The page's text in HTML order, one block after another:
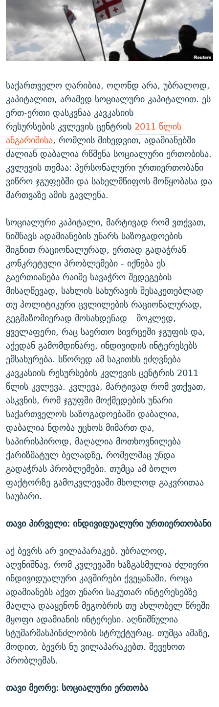
ᲛᲝᲚᲐᲞᲐᲠᲐᲙᲔ ᲢᲔᲥᲡᲢᲔᲑᲘ
ᲨᲘᲜ - ᲣᲪᲮᲝᲔᲗᲨᲘ
ᲚᲘᲢᲔᲠᲐᲢᲣᲠᲣᲚᲘ ᲬᲐᲮᲜᲐᲒᲔᲑᲘ
ᲐᲛᲔᲠᲘᲙᲣᲚᲘ ᲛᲝᲗᲮᲠᲝᲑᲐ
ᲘᲛᲞᲔᲠᲘᲐ ᲓᲐ ᲠᲐᲓᲘᲝ
ᲩᲔᲛᲘ ᲡᲘᲙᲕᲓᲘᲚᲘᲡ ᲛᲘᲖᲔᲖᲘᲐ COVID-19
11 ᲬᲔᲚᲘ - 11 ᲐᲛᲑᲐᲕᲘ
ᲡᲐᲞᲐᲠᲚᲐᲛᲔᲜᲢᲝ ᲐᲠᲩᲔᲕᲜᲔᲑᲘᲡ ᲘᲡᲢᲝᲠᲘᲐ
ᲑᲐᲕᲨᲕᲔᲑᲘ ᲞᲠᲝᲡᲢᲘᲢᲣᲪᲘᲐᲨᲘ - ᲐᲛᲝᲣᲗᲥᲛᲔᲚᲘ ᲐᲛᲑᲐᲕᲘ
5 ᲐᲛᲑᲐᲕᲘ - 20 ᲘᲕᲜᲘᲡᲡ ᲓᲐᲨᲐᲕᲔᲑᲣᲚᲔᲑᲘ
ᲐᲒᲕᲘᲡᲢᲝᲡ ᲝᲛᲘ
ПРИВЕТ ᲙᲣᲚᲢᲣᲠᲐ
ᲒᲐᲛᲝᲘᲬᲔᲠᲔ
საქართველო ღარიბია, ოღონდ არა, უბრალოდ,
კაპიტალით, არამედ სოციალური კაპიტალით. ეს
ერთ-ერთი დასკვნაა კავკასიის
რესურსების კვლევის ცენტრის 2011 წლის
ანგარიშისა, რომლის მიხედვით, ადამიანებში
ძალიან დაბალია რწმენა სოციალური ერთობისა.
კვლევის თემაა: პერსონალური ურთიერთობანი
ვიწრო ჯგუფებში და სახელმწიფოს მოწყობასა და
მართვაზე ამის გავლენა.
სოციალური კაპიტალი, მარტივად რომ ვთქვათ,
ნიშნავს ადამიანების უნარს საზოგადოების
შიგნით რაციონალურად, ერთად გადაჭრან
კონკრეტული პრობლემები - იქნება ეს
გაერთიანება რაიმე სავაჭრო შედეგების
მისაღწევად, სახლის სახურავის შესაკეთებლად
თუ პოლიტიკური ცვლილების რაციონალურად,
გეგმაზომიერად მოსახდენად - მოკლედ,
ყველაფერი, რაც საერთო სივრცეში ჯგუფის და,
აქედან გამომდინარე, ინდივიდის ინტერესებს
ემსახურება. სწორედ ამ საკითხს ეძღვნება
კავკასიის რესურსების კვლევის ცენტრის 2011
წლის კვლევა. კვლევა, მარტივად რომ ვთქვათ,
ასკვნის, რომ ჯგუფში მოქმედების უნარი
საქართველოს საზოგადოებაში დაბალია,
დაბალია ნდობა უცხოს მიმართ და,
საპირისპიროდ, მაღალია მოთხოვნილება
ქარიზმატულ ბელადზე, რომელმაც უნდა
გადაჭრას პრობლემები. თუმცა ამ ბოლო
ფაქტორზე გამოკვლევაში მხოლოდ გაკვრითაა
საუბარი.
თავი პირველი: ინდივიდუალური ურთიერთობანი
აქ ბევრს არ ვილაპარაკებ. უბრალოდ,
აღვნიშნავ, რომ კვლევაში ხაზგასმულია ძლიერი
ინდივიდუალური კავშირები ქვეყანაში, როცა
ადამიანებს აქვთ უნარი საკუთარ ინტერესებზე
მაღლა დააყენონ მეგობრის თუ ახლობელ წრეში
მყოფი ადამიანის ინტერესი. აღნიშნულია
სტუმარმასპინძლობის სტრუქტურაც. თუმცა ამაზე,
მოდით, ბევრს ნუ ვილაპარაკებთ. შევეხოთ
პრობლემას.
თავი მეორე: სოციალური ერთობა